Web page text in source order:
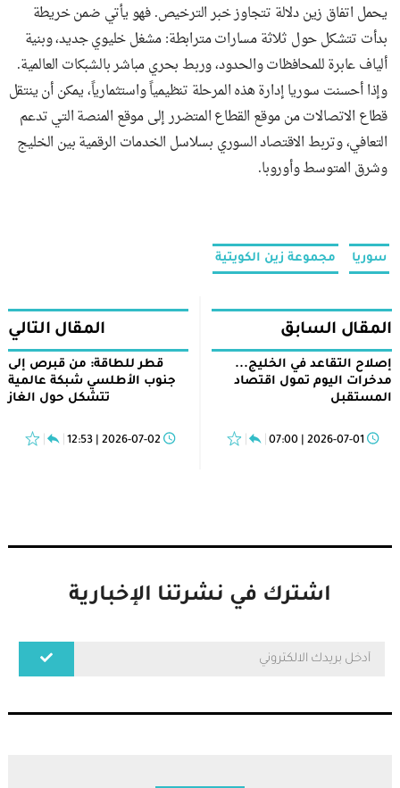
يحمل اتفاق زين دلالة تتجاوز خبر الترخيص. فهو يأتي ضمن خريطة
بدأت تتشكل حول ثلاثة مسارات مترابطة: مشغل خليوي جديد، وبنية
ألياف عابرة للمحافظات والحدود، وربط بحري مباشر بالشبكات العالمية.
وإذا أحسنت سوريا إدارة هذه المرحلة تنظيمياً واستثمارياً، يمكن أن ينتقل
قطاع الاتصالات من موقع القطاع المتضرر إلى موقع المنصة التي تدعم
التعافي، وتربط الاقتصاد السوري بسلاسل الخدمات الرقمية بين الخليج
وشرق المتوسط وأوروبا.
سوريا مجموعة زين الكويتية
المقال السابق
إصلاح التقاعد في الخليج...
مدخرات اليوم تمول اقتصاد
المستقبل
2026-07-01 | 07:00
المقال التالي
قطر للطاقة: من قبرص إلى
جنوب الأطلسي شبكة عالمية
تتشكل حول الغاز
2026-07-02 | 12:53
اشترك في نشرتنا الإخبارية